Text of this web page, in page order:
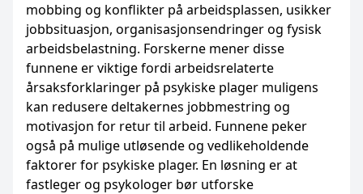
mobbing og konflikter på arbeidsplassen, usikker
jobbsituasjon, organisasjonsendringer og fysisk
arbeidsbelastning. Forskerne mener disse
funnene er viktige fordi arbeidsrelaterte
årsaksforklaringer på psykiske plager muligens
kan redusere deltakernes jobbmestring og
motivasjon for retur til arbeid. Funnene peker
også på mulige utløsende og vedlikeholdende
faktorer for psykiske plager. En løsning er at
fastleger og psykologer bør utforske